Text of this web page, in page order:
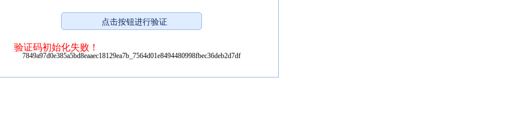
验证码初始化失败！
7849a97d0e385a5bd8eaaec18129ea7b_7564d01e8494480998fbec36deb2d7df